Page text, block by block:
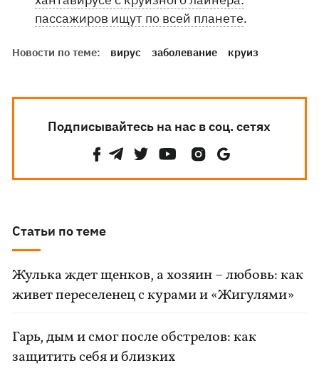
пассажиров ищут по всей планете.
Новости по теме: вирус заболевание круиз
Подписывайтесь на нас в соц. сетях
Статьи по теме
Жулька ждет щенков, а хозяин – любовь: как
живет переселенец с курами и «Жигулями»
Гарь, дым и смог после обстрелов: как
защитить себя и близких